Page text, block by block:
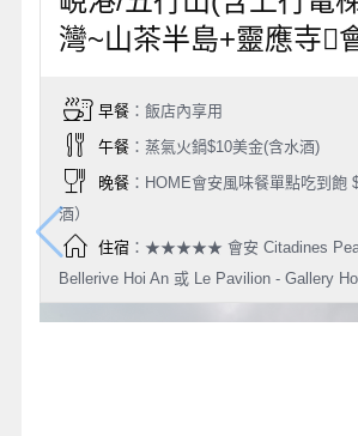
灣~山茶半島+靈應寺
早餐：飯店內享用
午餐：蒸氣火鍋$10美金(含水酒)
晚餐：HOME會安風味餐單點吃到飽
酒）
住宿：★★★★★ 會安 Citadines
Bellerive Hoi An 或 Le Pavilion - Gallery